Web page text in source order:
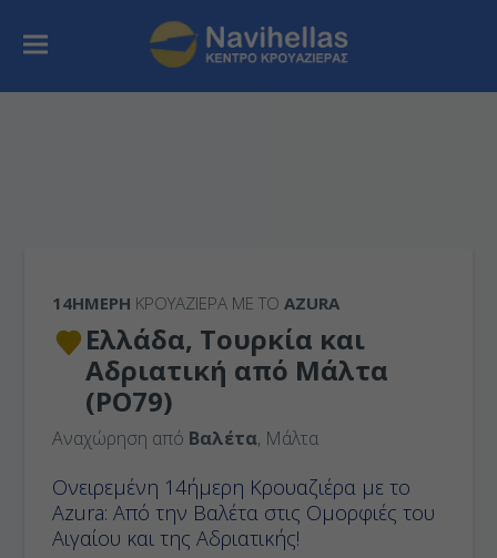
14ΉΜΕΡΗ ΚΡΟΥΑΖΙΕΡΑ ΜΕ ΤΟAZURA
Ελλάδα, Τουρκία και
Αδριατική από Μάλτα
(PO79)
Αναχώρηση από Βαλέτα, Μάλτα
Ονειρεμένη 14ήμερη Κρουαζιέρα με το
Azura: Από την Βαλέτα στις Ομορφιές του
Αιγαίου και της Αδριατικής!